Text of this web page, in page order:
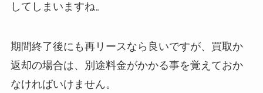
してしまいますね。
期間終了後にも再リースなら良いですが、買取か
返却の場合は、別途料金がかかる事を覚えておか
なければいけません。